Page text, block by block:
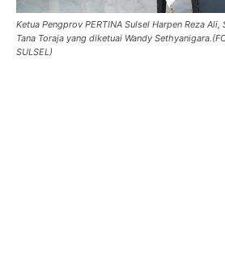
Ketua Pengprov PERTINA Sulsel Harpen Reza
Tana Toraja yang diketuai Wandy
SULSEL)